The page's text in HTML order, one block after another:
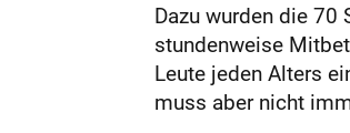
Dazu wurden die 70
stundenweise
Leute jeden Alters
muss aber nicht